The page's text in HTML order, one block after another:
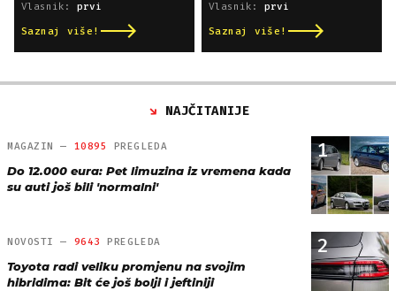
Vlasnik: prvi
Saznaj više!
Vlasnik: prvi
Saznaj više!
NAJČITANIJE
1
MAGAZIN — 10895 PREGLEDA
Do 12.000 eura: Pet limuzina iz vremena kada
su auti još bili 'normalni'
2
NOVOSTI — 9643 PREGLEDA
Toyota radi veliku promjenu na svojim
hibridima: Bit će još bolji i jeftiniji